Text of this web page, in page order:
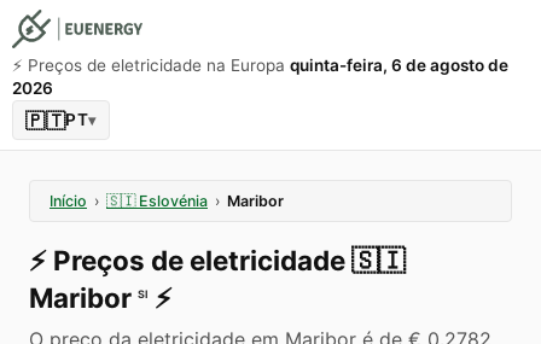
⚡️ Preços de eletricidade na Europa quinta-feira, 6 de agosto de
2026
🇵🇹PT▾
Início › 🇸🇮 Eslovénia › Maribor
⚡️ Preços de eletricidade🇸🇮
Maribor SI ⚡️
O preço da eletricidade em Maribor é de € 0.2782